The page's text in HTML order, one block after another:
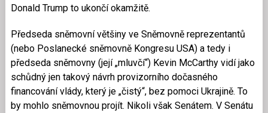
Donald Trump to ukončí okamžitě.
Předseda sněmovní většiny ve Sněmovně reprezentantů
(nebo Poslanecké sněmovně Kongresu USA) a tedy i
předseda sněmovny (její „mluvčí“) Kevin McCarthy vidí jako
schůdný jen takový návrh provizorního dočasného
financování vlády, který je „čistý“, bez pomoci Ukrajině. To
by mohlo sněmovnou projít. Nikoli však Senátem. V Senátu